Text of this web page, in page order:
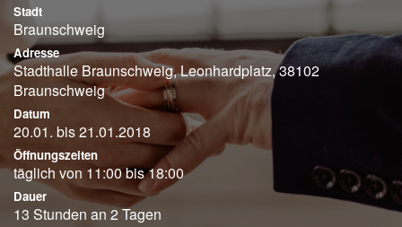
Stadt
Braunschweig
Adresse
Stadthalle Braunschweig, Leonhardplatz, 38102
Braunschweig
Datum
20.01. bis 21.01.2018
Öffnungszeiten
täglich von 11:00 bis 18:00
Dauer
13 Stunden an 2 Tagen